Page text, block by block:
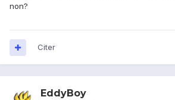
non?
Citer
EddyBoy